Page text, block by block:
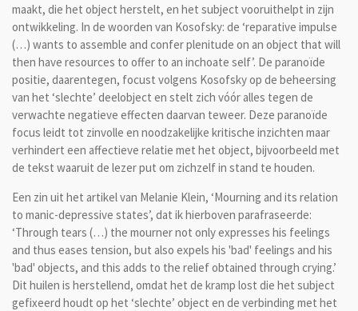
maakt, die het object herstelt, en het subject vooruithelpt in zijn
ontwikkeling. In de woorden van Kosofsky: de ‘reparative impulse
(…) wants to assemble and confer plenitude on an object that will
then have resources to offer to an inchoate self’. De paranoïde
positie, daarentegen, focust volgens Kosofsky op de beheersing
van het ‘slechte’ deelobject en stelt zich vóór alles tegen de
verwachte negatieve effecten daarvan teweer. Deze paranoïde
focus leidt tot zinvolle en noodzakelijke kritische inzichten maar
verhindert een affectieve relatie met het object, bijvoorbeeld met
de tekst waaruit de lezer put om zichzelf in stand te houden.
Een zin uit het artikel van Melanie Klein, ‘Mourning and its relation
to manic-depressive states’, dat ik hierboven parafraseerde:
‘Through tears (…) the mourner not only expresses his feelings
and thus eases tension, but also expels his 'bad' feelings and his
'bad' objects, and this adds to the relief obtained through crying.’
Dit huilen is herstellend, omdat het de kramp lost die het subject
gefixeerd houdt op het ‘slechte’ object en de verbinding met het